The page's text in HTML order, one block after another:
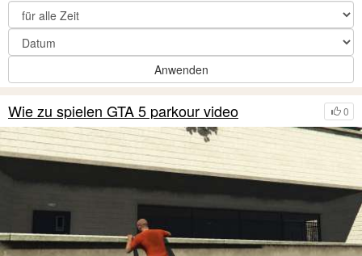
Anwenden
0
Wie zu spielen GTA 5 parkour video